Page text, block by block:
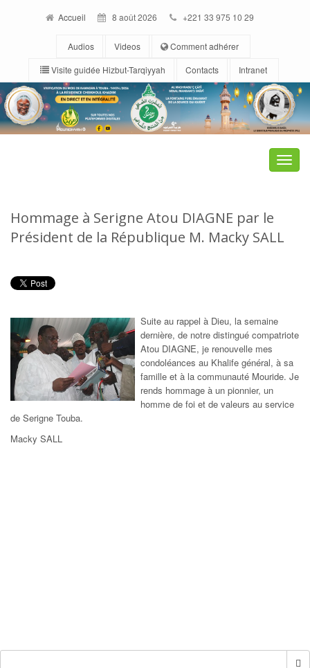
Accueil 8 août 2026 +221 33 975 10 29
Audios Videos
Comment adhérer
Visite guidée Hizbut-Tarqiyyah
Contacts Intranet
Toggle
Hommage à Serigne Atou DIAGNE par le
Président de la République M. Macky SALL
Suite au rappel à Dieu, la semaine
dernière, de notre distingué compatriote
Atou DIAGNE, je renouvelle mes
condoléances au Khalife général, à sa
famille et à la communauté Mouride. Je
rends hommage à un pionnier, un
homme de foi et de valeurs au service
de Serigne Touba.
Macky SALL